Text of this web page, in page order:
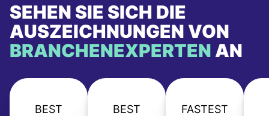
SEHEN SIE SICH DIE
AUSZEICHNUNGEN VON
BRANCHENEXPERTEN AN
BEST BEST
FASTEST